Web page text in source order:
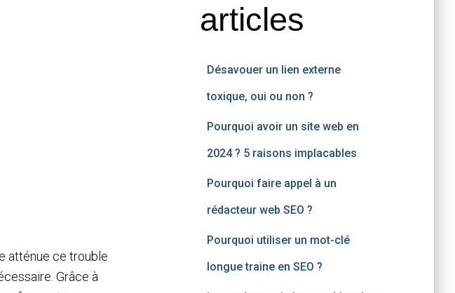
atténue ce trouble
Grâce à
articles
Désavouer un lien externe
toxique, oui ou non ?
Pourquoi avoir un site web en
2024 ? 5 raisons implacables
Pourquoi faire appel à un
rédacteur web SEO ?
Pourquoi utiliser un mot-clé
longue traine en SEO ?